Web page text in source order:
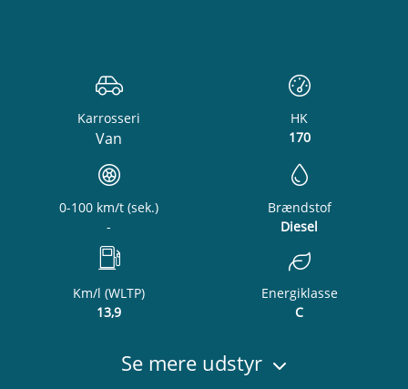
Karrosseri
Van
HK
170
0-100 km/t (sek.)
-
Brændstof
Diesel
Km/l (WLTP)
13,9
Energiklasse
C
Se mere udstyr